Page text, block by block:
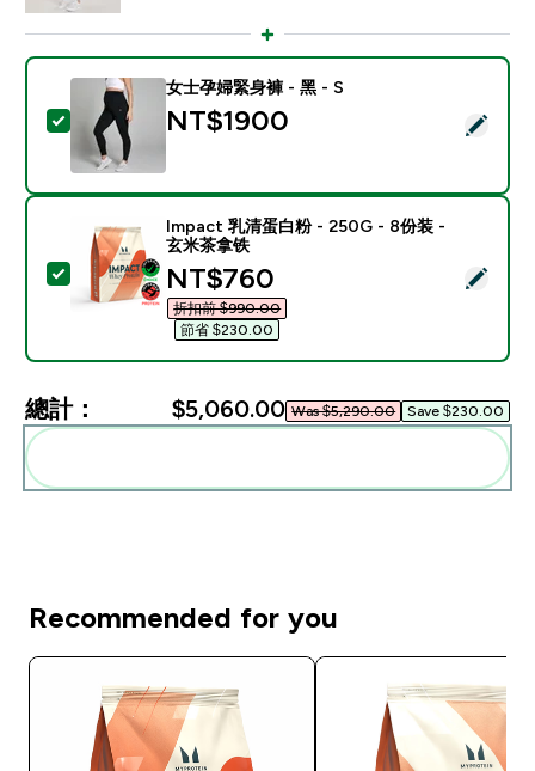
選取此商品 - 女士孕婦緊身褲 - 黑 - S
女士孕婦緊身褲 - 黑 - S
NT$1900‎
選取此商品 - Impact 乳清蛋白粉 - 250G - 8份装 - 玄
Impact 乳清蛋白粉 - 250G - 8份装 -
玄米茶拿铁
discounted price
NT$760‎
折扣前 $990.00‎
節省 $230.00‎
總計： $5,060.00‎ Was $5,290.00‎ Save $230.00‎
Recommended for you